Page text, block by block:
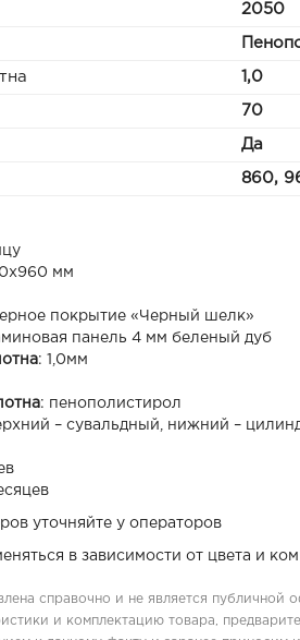
2050
1,0
70
Да
860,
мм
покрытие «Черный шелк»
панель 4 мм беленый дуб
: 1,0мм
: пенополистирол
– сувальдный, нижний –
уточняйте у операторов
в зависимости от цвета и
справочно и не является публичной
и комплектацию товара,